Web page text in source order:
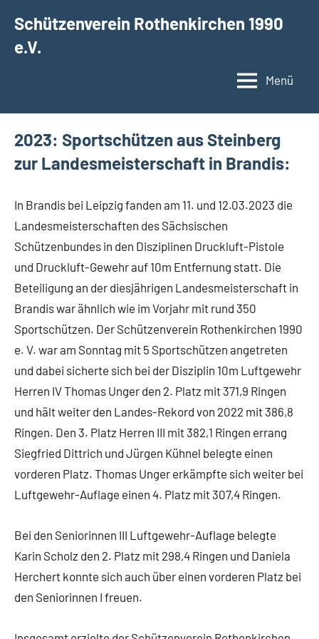
Inhalt
springen
Schützenverein Rothenkirchen 1990
e.V.
Menü
2023: Sportschützen aus Steinberg
zur Landesmeisterschaft in Brandis:
In Brandis bei Leipzig fanden am 11. und 12.03.2023 die
Landesmeisterschaften des Sächsischen
Schützenbundes in den Disziplinen Druckluft-Pistole
und Druckluft-Gewehr auf 10m Entfernung statt. Die
Beteiligung an der diesjährigen Landesmeisterschaft in
Brandis war ähnlich wie im Vorjahr mit rund 350
Sportschützen. Der Schützenverein Rothenkirchen 1990
e. V. war am Sonntag mit 5 Sportschützen angetreten
und dabei sicherte sich bei der Disziplin 10m Luftgewehr
Herren IV Thomas Unger den 2. Platz mit 371,9 Ringen
und hält weiter den Landes-Rekord von 2022 mit 386,8
Ringen. Den 3. Platz Herren III mit 382,1 Ringen errang
Siegfried Dittrich und Jürgen Kühnel belegte einen
vorderen Platz. Thomas Unger erkämpfte sich weiter bei
Luftgewehr-Auflage einen 4. Platz mit 307,4 Ringen.
Bei den Seniorinnen III Luftgewehr-Auflage belegte
Karin Scholz den 2. Platz mit 298,4 Ringen und Daniela
Herchert konnte sich auch über einen vorderen Platz bei
den Seniorinnen I freuen.